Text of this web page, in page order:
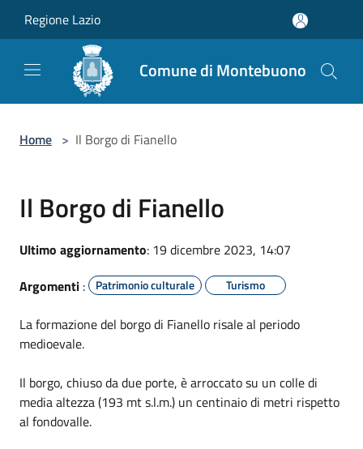
Regione Lazio
Comune di Montebuono
Home > Il Borgo di Fianello
Il Borgo di Fianello
Ultimo aggiornamento: 19 dicembre 2023, 14:07
Argomenti : Patrimonio culturale Turismo
La formazione del borgo di Fianello risale al periodo
medioevale.
Il borgo, chiuso da due porte, è arroccato su un colle di
media altezza (193 mt s.l.m.) un centinaio di metri rispetto
al fondovalle.